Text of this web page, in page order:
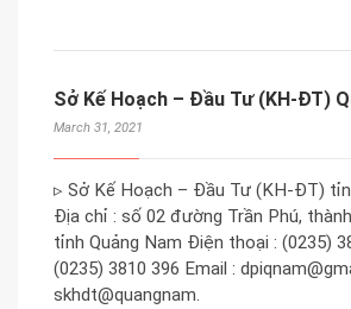
Sở Kế Hoạch – Đầu Tư (KH-ĐT)
March 31, 2021
▹ Sở Kế Hoạch – Đầu Tư (KH-ĐT)
Địa chỉ : số 02 đường Trần Phú,
tỉnh Quảng Nam Điện thoại : (0235)
(0235) 3810 396 Email :
skhdt@quangnam.